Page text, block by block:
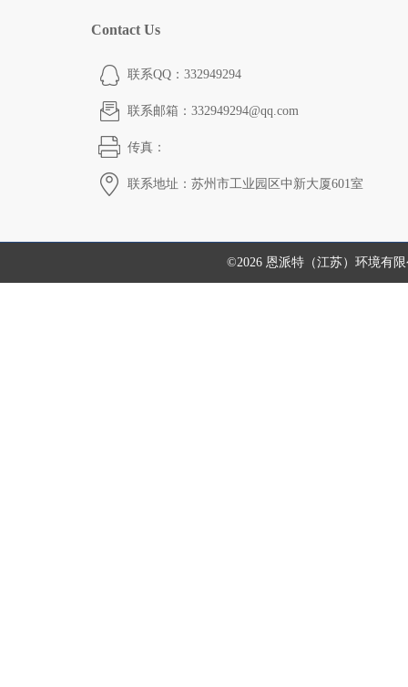
Contact Us
联系QQ：332949294
联系邮箱：332949294@qq.com
传真：
联系地址：苏州市工业园区中新大厦601室
©2026 恩派特（江苏）环境有